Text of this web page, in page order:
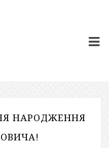
НАРОДЖЕННЯ